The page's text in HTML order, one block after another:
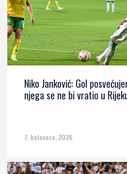
Niko Janković: Gol
njega se ne bi vratio u
7. kolovoza, 2026